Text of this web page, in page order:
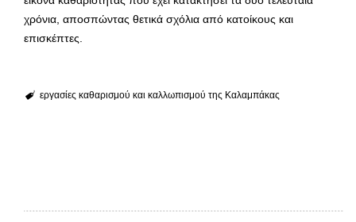
χρόνια, αποσπώντας θετικά σχόλια από κατοίκους και
επισκέπτες.
εργασίες καθαρισμού και καλλωπισμού της Καλαμπάκας